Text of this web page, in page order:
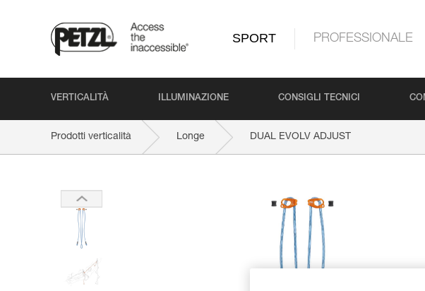
SPORT PROFESSIONALE
VERTICALITÀ ILLUMINAZIONE CONSIGLI TECNICI
Prodotti verticalità Longe DUAL EVOLV ADJUST